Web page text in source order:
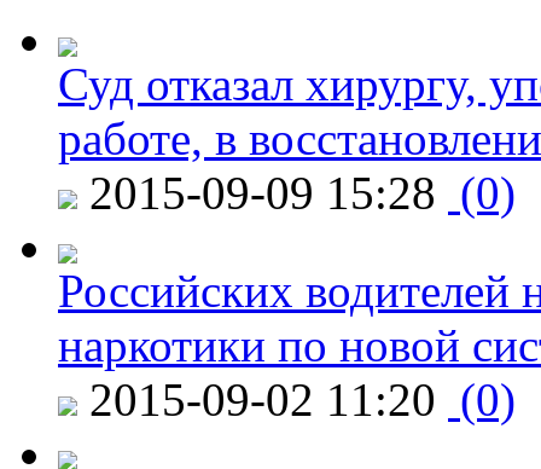
Суд отказал хирургу,
работе, в
2015-09-09 15:28 (0)
Российских водителей
наркотики по новой
2015-09-02 11:20 (0)